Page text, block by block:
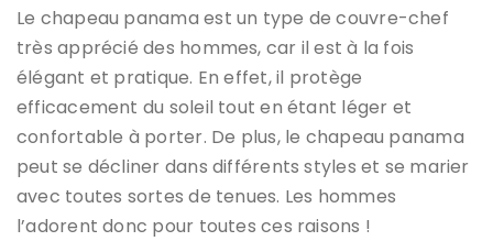
Le chapeau panama est un type de couvre-chef
très apprécié des hommes, car il est à la fois
élégant et pratique. En effet, il protège
efficacement du soleil tout en étant léger et
confortable à porter. De plus, le chapeau panama
peut se décliner dans différents styles et se marier
avec toutes sortes de tenues. Les hommes
l’adorent donc pour toutes ces raisons !